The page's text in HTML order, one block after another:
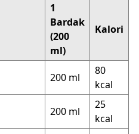
1
Bardak
(200
ml)
Kalori
200 ml
80
kcal
200 ml
25
kcal